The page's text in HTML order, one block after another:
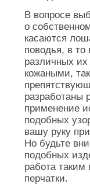
В вопросе
о
касаются
поводья, в то
различных
кожаными,
разработаны
применение
подобных
вашу руку
Но будьте
подобных
работа
перчатки.